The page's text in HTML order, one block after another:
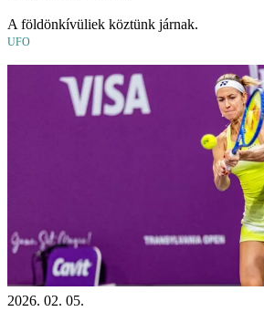
A földönkívüliek köztünk járnak.
UFO
2026. 02. 05.